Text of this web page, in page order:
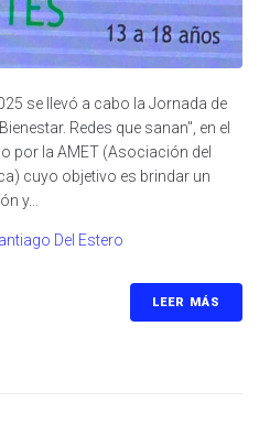
se llevó a cabo la Jornada de
Redes que sanan", en el
por la AMET (Asociación del
cuyo objetivo es brindar un
y...
Del Estero
LEER MÁS